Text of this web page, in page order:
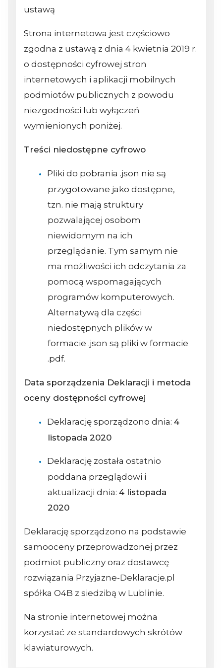
ustawą
Strona internetowa jest częściowo
zgodna z ustawą z dnia 4 kwietnia 2019 r.
o dostępności cyfrowej stron
internetowych i aplikacji mobilnych
podmiotów publicznych z powodu
niezgodności lub wyłączeń
wymienionych poniżej.
Treści niedostępne cyfrowo
Pliki do pobrania .json nie są
przygotowane jako dostępne,
tzn. nie mają struktury
pozwalającej osobom
niewidomym na ich
przeglądanie. Tym samym nie
ma możliwości ich odczytania za
pomocą wspomagających
programów komputerowych.
Alternatywą dla części
niedostępnych plików w
formacie .json są pliki w formacie
.pdf.
Data sporządzenia Deklaracji i metoda
oceny dostępności cyfrowej
Deklarację sporządzono dnia: 4
listopada 2020
Deklarację została ostatnio
poddana przeglądowi i
aktualizacji dnia: 4 listopada
2020
Deklarację sporządzono na podstawie
samooceny przeprowadzonej przez
podmiot publiczny oraz dostawcę
rozwiązania Przyjazne-Deklaracje.pl
spółka O4B z siedzibą w Lublinie.
Na stronie internetowej można
korzystać ze standardowych skrótów
klawiaturowych.